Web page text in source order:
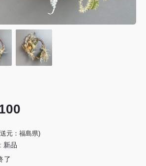
元：福島県)
新品
了